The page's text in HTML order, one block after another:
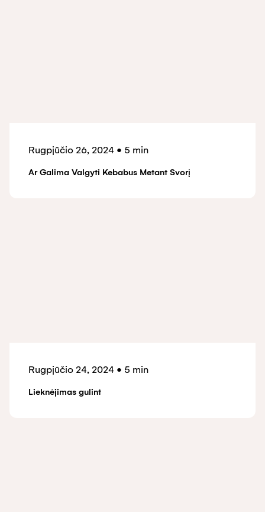
Rugpjūčio 26, 2024 • 5 min
Ar Galima Valgyti Kebabus Metant Svorį
Rugpjūčio 24, 2024 • 5 min
Lieknėjimas gulint